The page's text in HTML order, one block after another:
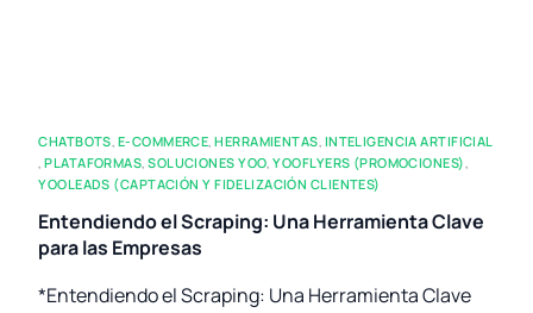
CHATBOTS, E-COMMERCE,HERRAMIENTAS, INTELIGENCIA ARTIFICIAL
,PLATAFORMAS,SOLUCIONES YOO,YOOFLYERS (PROMOCIONES),
YOOLEADS (CAPTACIÓN Y FIDELIZACIÓN CLIENTES)
Entendiendo el Scraping: Una Herramienta Clave
para las Empresas
*Entendiendo el Scraping: Una Herramienta Clave